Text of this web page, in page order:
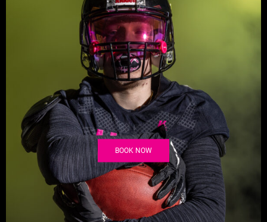
BOOK NOW